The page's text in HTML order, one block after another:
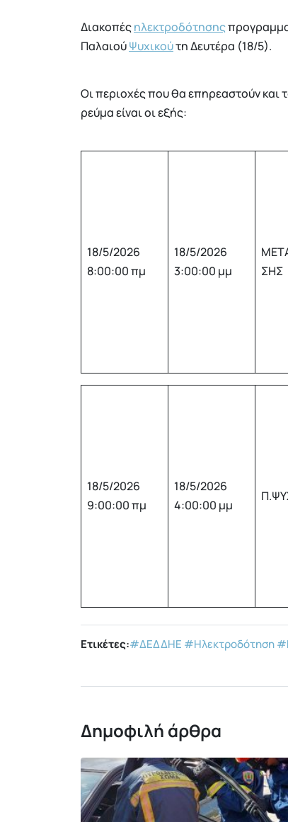
Διακοπέςηλεκτροδότησης
ΠαλαιούΨυχικούτη Δευτέρα (18/5).
Οι περιοχές που θα επηρεαστούν και
ρεύμα είναι οι εξής:
18/5/2026
8:00:00 πμ
18/5/2026
3:00:00 μμ
ΣΗΣ
18/5/2026
9:00:00 πμ
18/5/2026
4:00:00 μμ
Ετικέτες:#ΔΕΔΔΗΕ #Ηλεκτροδότηση
Δημοφιλή άρθρα